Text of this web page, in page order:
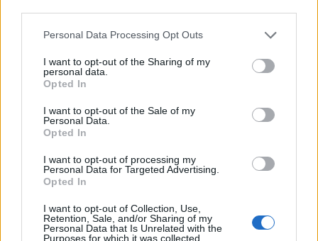
Please note that this website/app uses one or more Google
not limited to your visit or usage behaviour. You may click to
grant or deny consent to Google and its third-party tags to
use your data for below specified purposes in below Google
consent section.
Personal Data Processing Opt Outs
I want to opt-out of the Sharing of my
personal data.
Opted In
I want to opt-out of the Sale of my
Personal Data.
Opted In
I want to opt-out of processing my
Personal Data for Targeted Advertising.
Opted In
I want to opt-out of Collection, Use,
Retention, Sale, and/or Sharing of my
Personal Data that Is Unrelated with the
Purposes for which it was collected.
trattamento più adatto. Promuovere uno stile
di vita sano, mantenere il controllo dei fattori
di rischio cardiovascolare e collaborare con
a prevenire e gestire la DE in modo efficace.